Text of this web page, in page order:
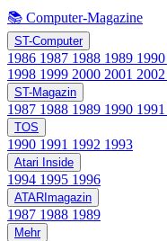
📚 Computer-Magazine
ST-Computer
1986 1987 1988 1989 1990
1998 1999 2000 2001 2002
ST-Magazin
1987 1988 1989 1990 1991
TOS
1990 1991 1992 1993
Atari Inside
1994 1995 1996
ATARImagazin
1987 1988 1989
Mehr